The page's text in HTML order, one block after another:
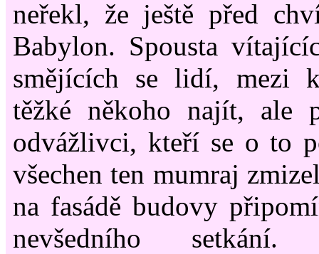
neřekl, že ještě před
Babylon. Spousta
smějících se lidí, mezi
těžké někoho najít, ale
odvážlivci, kteří se o to
všechen ten mumraj
na fasádě budovy
nevšedního